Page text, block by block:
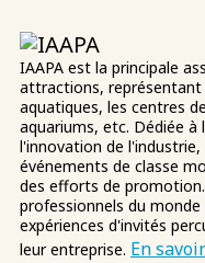
IAAPA est la principale
attractions, représentant
aquatiques, les centres
aquariums, etc. Dédiée à
l'innovation de
événements de classe
des efforts de
professionnels du
expériences d'invités
leur entreprise. En